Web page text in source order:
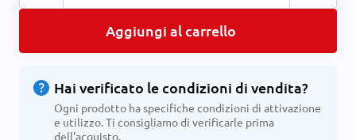
Aggiungi al carrello
help Hai verificato le condizioni di vendita?
Ogni prodotto ha specifiche condizioni di attivazione
e utilizzo. Ti consigliamo di verificarle prima
dell'acquisto.